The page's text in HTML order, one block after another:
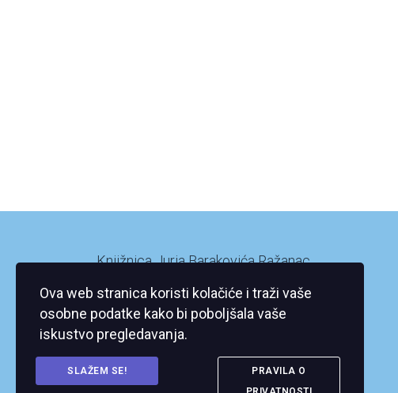
Knjižnica Jurja Barakovića Ražanac
23248 Ražanac
Ova web stranica koristi kolačiće i traži vaše
osobne podatke kako bi poboljšala vaše
iskustvo pregledavanja.
SLAŽEM SE!
PRAVILA O